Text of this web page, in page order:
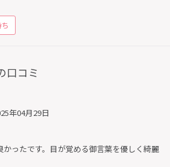
口コミ
年04月29日
ったです。目が覚める御言葉を優しく綺麗